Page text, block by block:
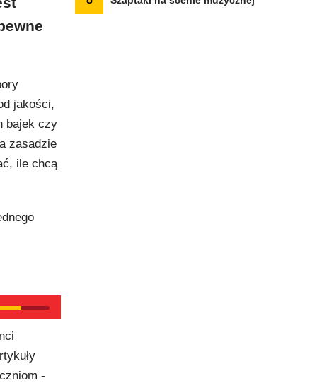
jakości,
bajek czy
zasadzie
ile chcą
-